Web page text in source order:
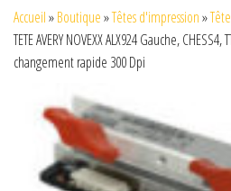
Accueil»Boutique»Têtes d'impression»
TETE AVERY NOVEXX ALX924 Gauche,
changement rapide 300 Dpi